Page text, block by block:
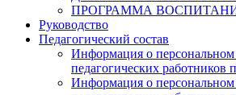
ПРОГРАММА
Руководство
Педагогический состав
Информация о персональном
педагогических
Информация о персональном